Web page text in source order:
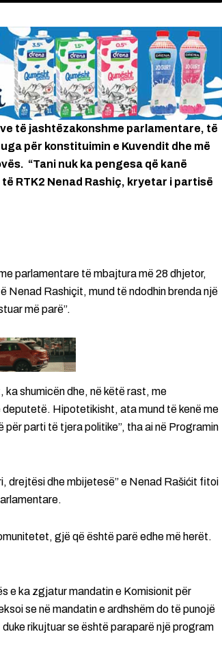
të jashtëzakonshme parlamentare, të
për konstituimin e Kuvendit dhe më
“Tani nuk ka pengesa që kanë
RTK2 Nenad Rashiç, kryetar i partisë
parlamentare të mbajtura më 28 dhjetor,
Nenad Rashiçit, mund të ndodhin brenda një
më parë”.
shumicën dhe, në këtë rast, me
Hipotetikisht, ata mund të kenë me
parti të tjera politike”, tha ai në Programin
drejtësi dhe mbijetesë” e Nenad Rašićit fitoi
gjë që është parë edhe më herët.
e ka zgjatur mandatin e Komisionit për
se në mandatin e ardhshëm do të punojë
rikujtuar se është paraparë një program